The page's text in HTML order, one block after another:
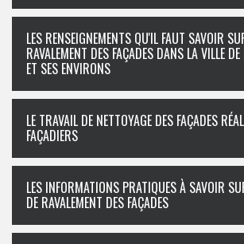
LES RENSEIGNEMENTS QU'IL FAUT SAVOIR
RAVALEMENT DES FAÇADES DANS LA VILLE
ET SES ENVIRONS
LE TRAVAIL DE NETTOYAGE DES FAÇADES
FAÇADIERS
LES INFORMATIONS PRATIQUES À SAVOIR
DE RAVALEMENT DES FAÇADES